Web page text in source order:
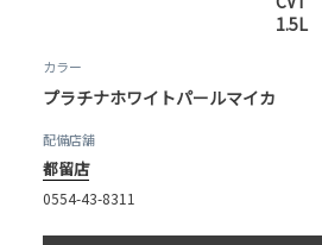
1.5L
カラー
プラチナホワイトパールマイカ
配備店舗
都留店
0554-43-8311